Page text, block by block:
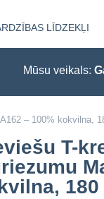
LĪDZEKĻI
Mūsu veikals:
– 100% kokvilna,
T-
180